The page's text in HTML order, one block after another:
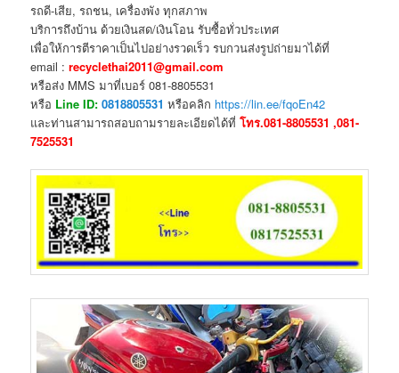
รถดี-เสีย, รถชน, เครื่องพัง ทุกสภาพ
บริการถึงบ้าน ด้วยเงินสด/เงินโอน รับซื้อทั่วประเทศ
เพื่อให้การตีราคาเป็นไปอย่างรวดเร็ว รบกวนส่งรูปถ่ายมาได้ที่
email : recyclethai2011@gmail.com
หรือส่ง MMS มาที่เบอร์ 081-8805531
หรือ Line ID:0818805531 หรือคลิก https://lin.ee/fqoEn42
และท่านสามารถสอบถามรายละเอียดได้ที่โทร.081-8805531 ,081-
7525531